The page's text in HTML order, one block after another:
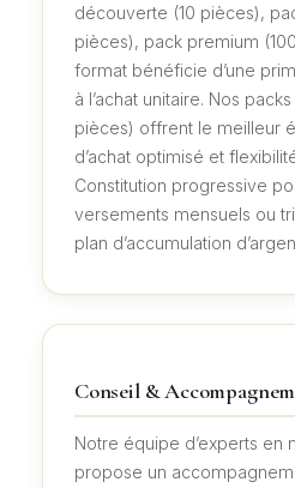
découverte (10 pièces),
pièces), pack premium
format bénéficie d’une
à l’achat unitaire. Nos
pièces) offrent le meilleur
d’achat optimisé et
Constitution progressive
versements mensuels ou
plan d’accumulation
Conseil &
Notre équipe d’experts en
propose un